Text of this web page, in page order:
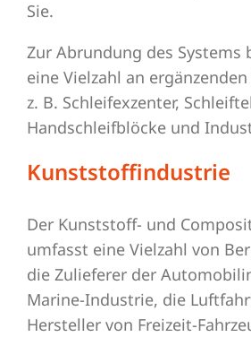
Sie.
Zur Abrundung des Systems
eine Vielzahl an
z. B. Schleifexzenter,
Handschleifblöcke und
Kunststoffindustrie
Der Kunststoff- und
umfasst eine Vielzahl von
die Zulieferer der
Marine-Industrie, die
Hersteller von Freizeit-